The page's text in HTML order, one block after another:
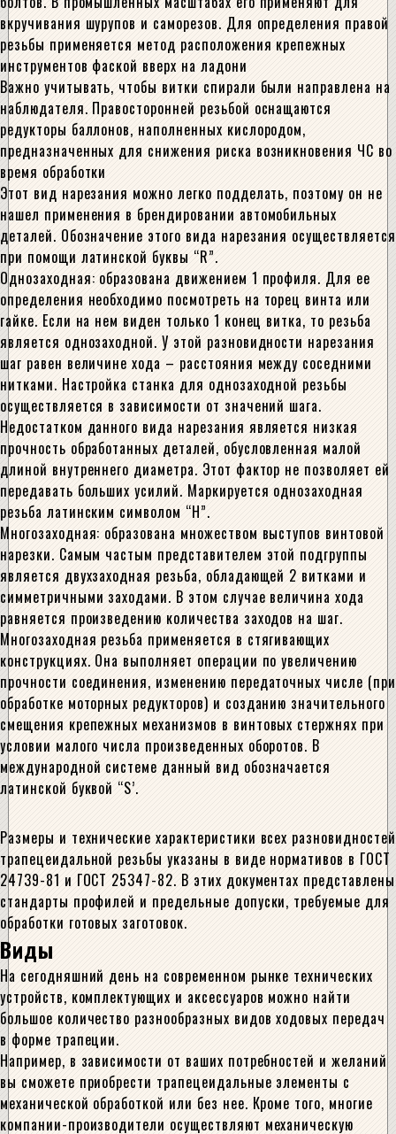
вкручивания шурупов и саморезов. Для определения правой
резьбы применяется метод расположения крепежных
инструментов фаской вверх на ладони
Важно учитывать, чтобы витки спирали были направлена на
наблюдателя. Правосторонней резьбой оснащаются
редукторы баллонов, наполненных кислородом,
предназначенных для снижения риска возникновения ЧС во
время обработки
Этот вид нарезания можно легко подделать, поэтому он не
нашел применения в брендировании автомобильных
деталей. Обозначение этого вида нарезания осуществляется
при помощи латинской буквы “R”.
Однозаходная: образована движением 1 профиля. Для ее
определения необходимо посмотреть на торец винта или
гайке. Если на нем виден только 1 конец витка, то резьба
является однозаходной. У этой разновидности нарезания
шаг равен величине хода – расстояния между соседними
нитками. Настройка станка для однозаходной резьбы
осуществляется в зависимости от значений шага.
Недостатком данного вида нарезания является низкая
прочность обработанных деталей, обусловленная малой
длиной внутреннего диаметра. Этот фактор не позволяет ей
передавать больших усилий. Маркируется однозаходная
резьба латинским символом “H”.
Многозаходная: образована множеством выступов винтовой
нарезки. Самым частым представителем этой подгруппы
является двухзаходная резьба, обладающей 2 витками и
симметричными заходами. В этом случае величина хода
равняется произведению количества заходов на шаг.
Многозаходная резьба применяется в стягивающих
конструкциях. Она выполняет операции по увеличению
прочности соединения, изменению передаточных числе (при
обработке моторных редукторов) и созданию значительного
смещения крепежных механизмов в винтовых стержнях при
условии малого числа произведенных оборотов. В
международной системе данный вид обозначается
латинской буквой “S’.
Размеры и технические характеристики всех разновидностей
трапецеидальной резьбы указаны в виде нормативов в ГОСТ
24739-81 и ГОСТ 25347-82. В этих документах представлены
стандарты профилей и предельные допуски, требуемые для
обработки готовых заготовок.
Виды
На сегодняшний день на современном рынке технических
устройств, комплектующих и аксессуаров можно найти
большое количество разнообразных видов ходовых передач
в форме трапеции.
Например, в зависимости от ваших потребностей и желаний
вы сможете приобрести трапецеидальные элементы с
механической обработкой или без нее. Кроме того, многие
компании-производители осуществляют механическую